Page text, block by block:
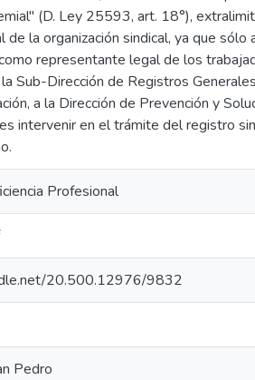
(D. Ley 25593, art. 18°),
de la organización sindical, ya que
representante legal de los
Sub-Dirección de Registros
a la Dirección de Prevención y
intervenir en el trámite del registro
Profesional
20.500.12976/9832
Pedro